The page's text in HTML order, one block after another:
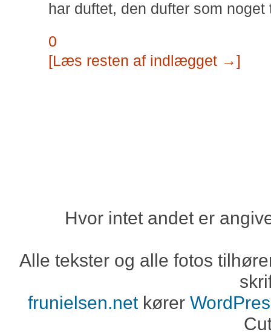
har duftet, den dufter som
0
[Læs resten af indlægget →]
Hvor intet andet er
Alle tekster og alle fotos
frunielsen.netkører